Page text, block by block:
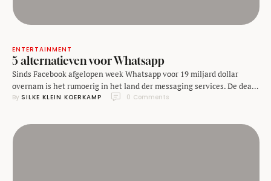
ENTERTAINMENT
5 alternatieven voor Whatsapp
Sinds Facebook afgelopen week Whatsapp voor 19 miljard dollar
overnam is het rumoerig in het land der messaging services. De deal
leek in eerste instantie een win-win situatie voor beide partijen:
werd in één dag miljardair! De aankoop kwam echter als een klap bij
…
By SILKE KLEIN KOERKAMP 0 Comments